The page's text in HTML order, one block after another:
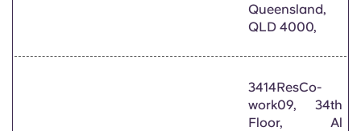
Queensland,
QLD 4000,
3414ResCo-
work09, 34th
Floor, Al